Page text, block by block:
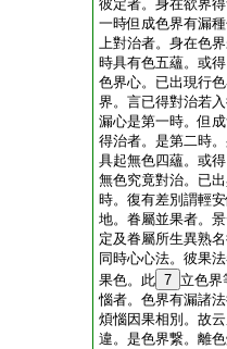
彼定者。身在欲界
一時但成色界有漏
上對治者。身在色
時具有色五蘊。或
色界心。已出現行
界。言已得對治若
漏心是第一時。但
得治者。是第二時
具起無色四蘊。或
無色究竟對治。已
時。復有差別謂輕
地。眷屬並果者。
定及眷屬所生異熟
同時心心法。彼果
果色。此 7 立色界
惱者。色界有漏諸
煩惱因果相別。故
違。是色界繋。離